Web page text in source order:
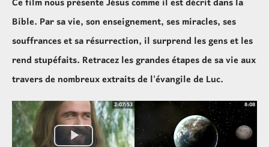
Bible. Par sa vie, son enseignement, ses miracles, ses
souffrances et sa résurrection, il surprend les gens et les
rend stupéfaits. Retracez les grandes étapes de sa vie aux
travers de nombreux extraits de l'évangile de Luc.
2:07:53 8:08